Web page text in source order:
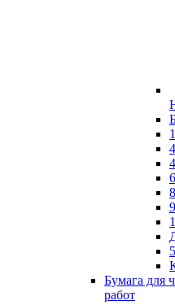
1
Бумага для
работ